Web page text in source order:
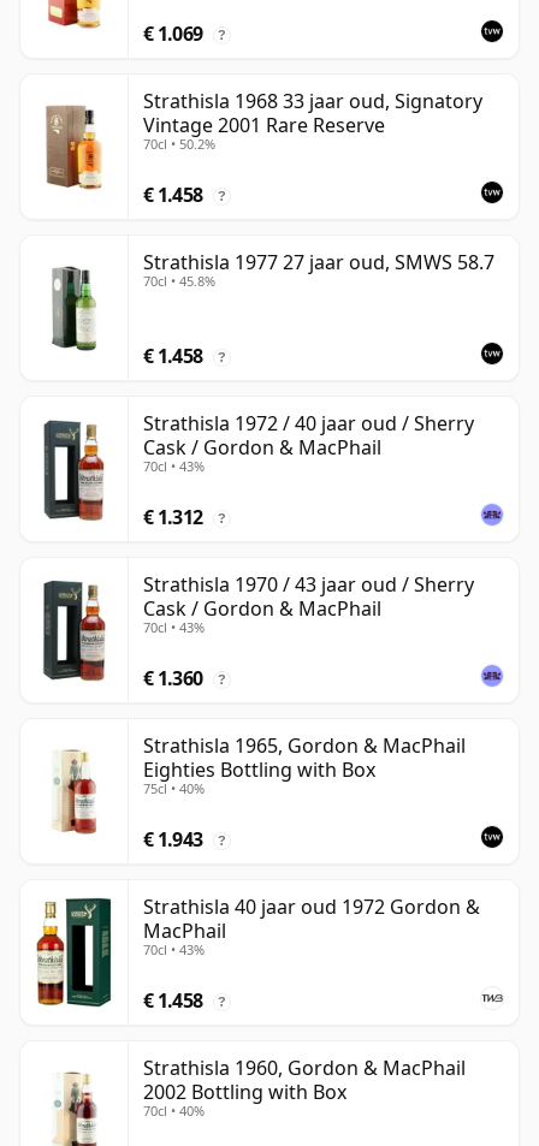
€ 1.069 ?
Strathisla 1968 33 jaar oud, Signatory
Vintage 2001 Rare Reserve
70cl • 50.2%
€ 1.458 ?
Strathisla 1977 27 jaar oud, SMWS 58.7
70cl • 45.8%
€ 1.458 ?
Strathisla 1972 / 40 jaar oud / Sherry
Cask / Gordon & MacPhail
70cl • 43%
€ 1.312 ?
Strathisla 1970 / 43 jaar oud / Sherry
Cask / Gordon & MacPhail
70cl • 43%
€ 1.360 ?
Strathisla 1965, Gordon & MacPhail
Eighties Bottling with Box
75cl • 40%
€ 1.943 ?
Strathisla 40 jaar oud 1972 Gordon &
MacPhail
70cl • 43%
€ 1.458 ?
Strathisla 1960, Gordon & MacPhail
2002 Bottling with Box
70cl • 40%